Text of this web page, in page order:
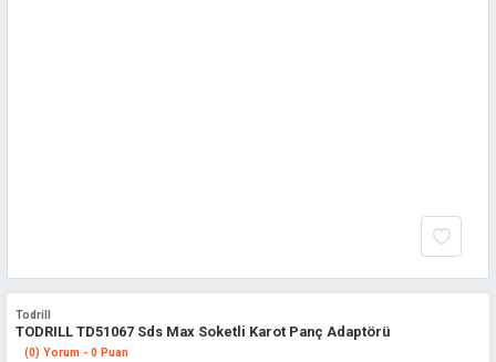
Todrill
TODRILL TD51067 Sds Max Soketli Karot Panç Adaptörü
(0) Yorum - 0 Puan